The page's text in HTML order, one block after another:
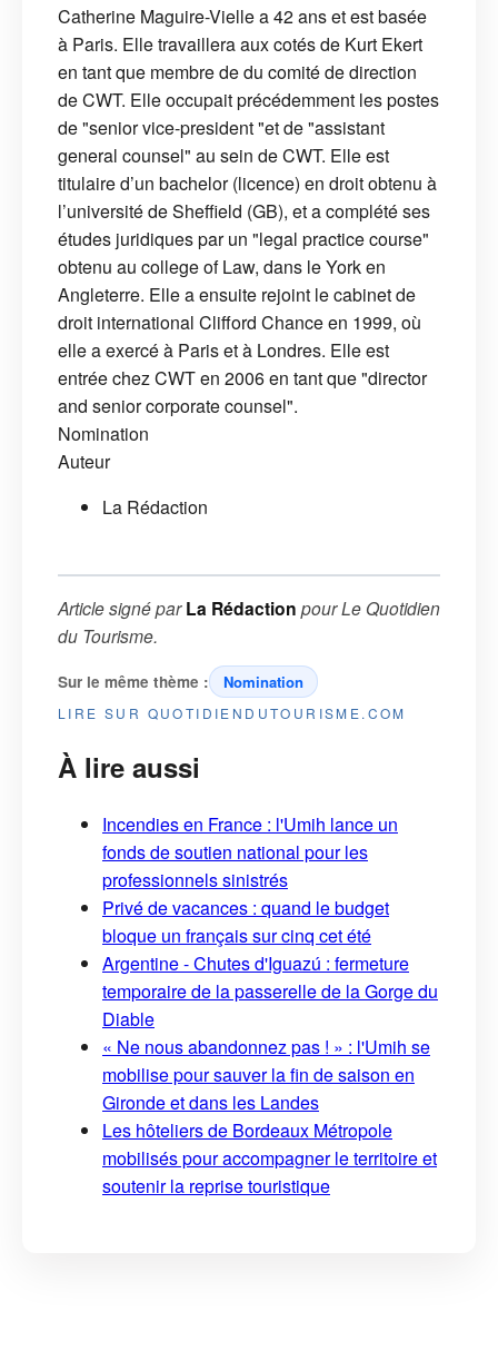
Catherine Maguire-Vielle a 42 ans et est basée
à Paris. Elle travaillera aux cotés de Kurt Ekert
en tant que membre de du comité de direction
de CWT. Elle occupait précédemment les postes
de "senior vice-president "et de "assistant
general counsel" au sein de CWT. Elle est
titulaire d’un bachelor (licence) en droit obtenu à
l’université de Sheffield (GB), et a complété ses
études juridiques par un "legal practice course"
obtenu au college of Law, dans le York en
Angleterre. Elle a ensuite rejoint le cabinet de
droit international Clifford Chance en 1999, où
elle a exercé à Paris et à Londres. Elle est
entrée chez CWT en 2006 en tant que "director
and senior corporate counsel".
Nomination
Auteur
La Rédaction
Article signé parLa Rédaction pourLe Quotidien
du Tourisme.
Sur le même thème : Nomination
LIRE SUR QUOTIDIENDUTOURISME.COM
À lire aussi
Incendies en France : l'Umih lance un
fonds de soutien national pour les
professionnels sinistrés
Privé de vacances : quand le budget
bloque un français sur cinq cet été
Argentine - Chutes d'Iguazú : fermeture
temporaire de la passerelle de la Gorge du
Diable
« Ne nous abandonnez pas ! » : l'Umih se
mobilise pour sauver la fin de saison en
Gironde et dans les Landes
Les hôteliers de Bordeaux Métropole
mobilisés pour accompagner le territoire et
soutenir la reprise touristique